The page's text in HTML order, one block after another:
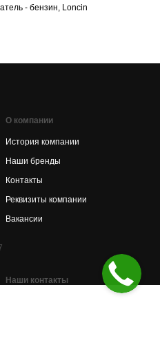
- бензин, Loncin
О компании
История компании
Наши бренды
Контакты
Реквизиты компании
Вакансии
Наши контакты